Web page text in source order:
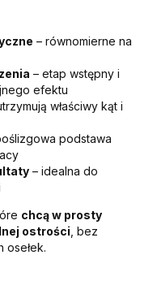
– równomierne na
– etap wstępny i
efektu
właściwy kąt i
podstawa
– idealna do
chcą w prosty
ostrości , bez
osełek.